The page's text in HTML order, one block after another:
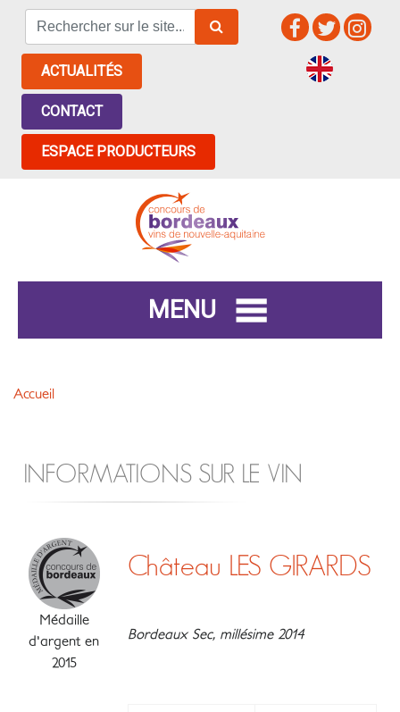
ACTUALITÉS
CONTACT
ESPACE PRODUCTEURS
MENU
Accueil
INFORMATIONS SUR LE VIN
Médaille
d'argent en
2015
Château LES GIRARDS
Bordeaux Sec, millésime 2014